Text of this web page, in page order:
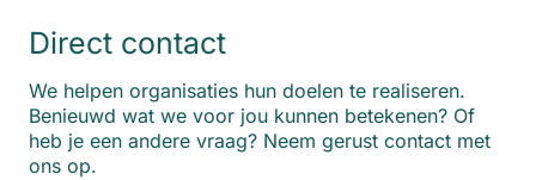
Direct contact
We helpen organisaties hun doelen te realiseren.
Benieuwd wat we voor jou kunnen betekenen? Of
heb je een andere vraag? Neem gerust contact met
ons op.